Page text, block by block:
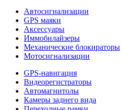
Автосигнализации
GPS маяки
Аксессуары
Иммобилайзеры
Механические блокираторы
Мотосигнализации
GPS-навигация
Видеорегистраторы
Автомагнитолы
Камеры заднего вида